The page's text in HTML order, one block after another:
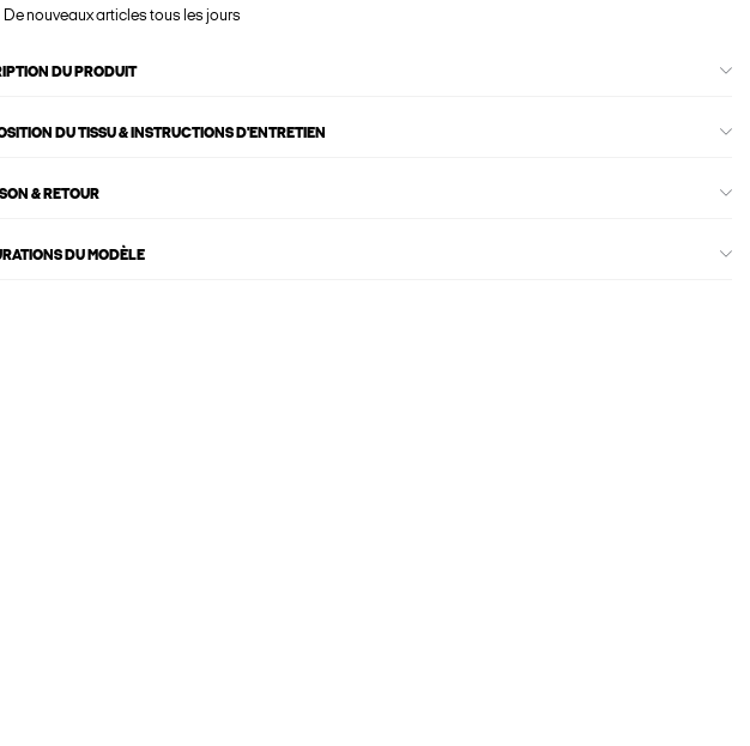
De nouveaux articles tous les jours
DU PRODUIT
DU TISSU & INSTRUCTIONS D'ENTRETIEN
& RETOUR
DU MODÈLE